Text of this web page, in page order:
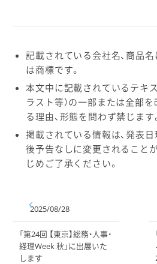
記載されている会社名、商品
は商標です。
本文中に記載されているテキ
ラスト等）の一部または全部
る理由、形態を問わず禁じます
掲載されている情報は、発表
後予告なしに変更されること
じめご了承ください。
2025/08/28
「第24回 【東京】総務・人事・
経理Week 秋」に出展いた
します